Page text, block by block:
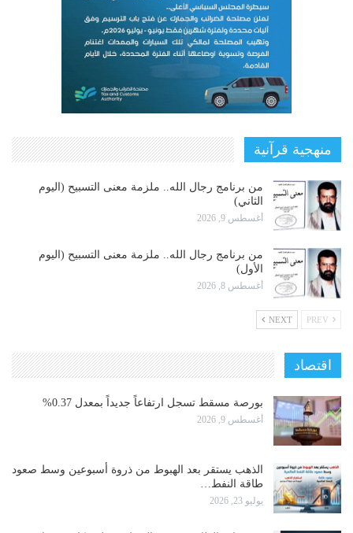
منهجية قرآنية
من برنامج رجال الله.. ملزمة معنى التسبيح (اليوم
الثاني)
أغسطس 9, 2026
من برنامج رجال الله.. ملزمة معنى التسبيح (اليوم
الأول)
أغسطس 8, 2026
NEXT
اقتصاد
بورصة مسقط تسجل ارتفاعاً جديداً بمعدل 0.37%
أغسطس 9, 2026
الذهب يستقر بعد الهبوط من ذروة أسبوعين وسط صعود
طاقة النفط…
يوليو 23, 2026